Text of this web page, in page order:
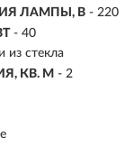
ЛАМПЫ, В - 220
- 40
из стекла
КВ. М - 2